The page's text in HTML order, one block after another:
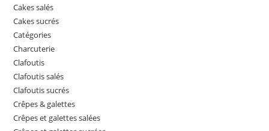
Cakes salés
Cakes sucrés
Catégories
Charcuterie
Clafoutis
Clafoutis salés
Clafoutis sucrés
Crêpes & galettes
Crêpes et galettes salées